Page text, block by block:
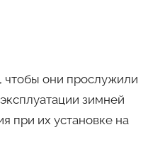
чтобы они прослужили
зимней
при их установке на